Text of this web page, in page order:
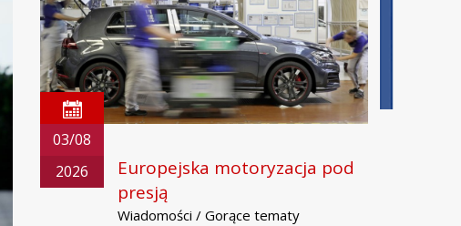
03/08
2026
Europejska motoryzacja pod
presją
Wiadomości / Gorące tematy